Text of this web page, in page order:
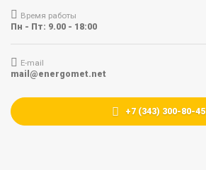
Время работы
Пн - Пт: 9.00 - 18:00
E-mail
mail@energomet.net
+7 (343) 300-80-45